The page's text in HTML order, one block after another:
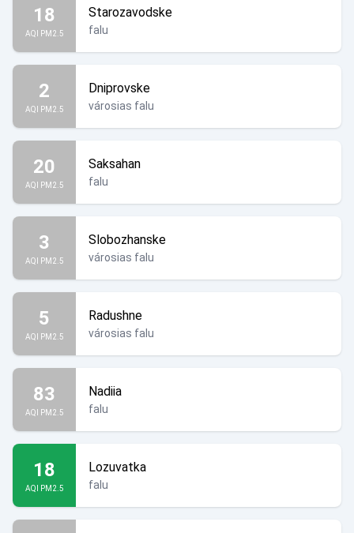
18
AQI PM2.5
Starozavodske
falu
2
AQI PM2.5
Dniprovske
városias falu
20
AQI PM2.5
Saksahan
falu
3
AQI PM2.5
Slobozhanske
városias falu
5
AQI PM2.5
Radushne
városias falu
83
AQI PM2.5
Nadiia
falu
18
AQI PM2.5
Lozuvatka
falu